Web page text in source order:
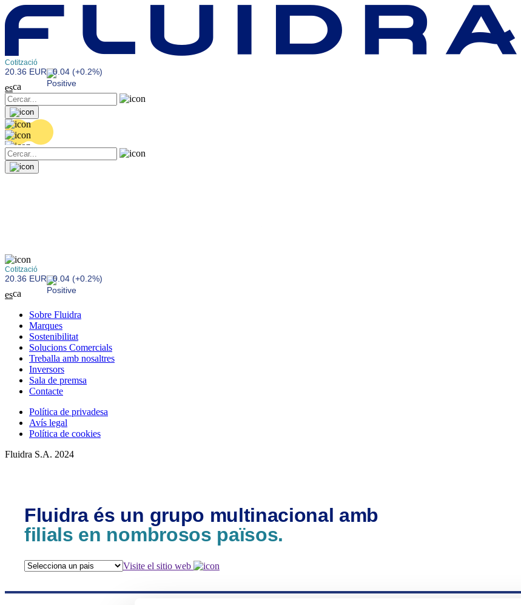
Cotització
20.36 EUR 0.04 (+0.2%)
esca
Cotització
20.36 EUR 0.04 (+0.2%)
esca
Sobre Fluidra
Marques
Sostenibilitat
Solucions Comercials
Treballa amb nosaltres
Inversors
Sala de premsa
Contacte
Política de privadesa
Avís legal
Política de cookies
Fluidra S.A. 2024
Fluidra és un grupo multinacional amb
filials en nombrosos països.
Visite el sitio web